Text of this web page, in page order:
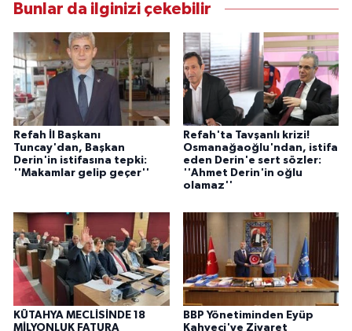
Bunlar da ilginizi çekebilir
Refah İl Başkanı
Tuncay'dan, Başkan
Derin'in istifasına tepki:
''Makamlar gelip geçer''
Refah'ta Tavşanlı krizi!
Osmanağaoğlu'ndan, istifa
eden Derin'e sert sözler:
''Ahmet Derin'in oğlu
olamaz''
KÜTAHYA MECLİSİNDE 18
MİLYONLUK FATURA
BBP Yönetiminden Eyüp
Kahveci'ye Ziyaret